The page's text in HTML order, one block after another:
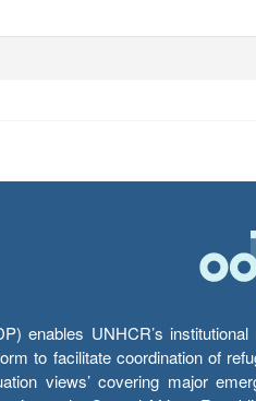
enables UNHCR’s
to facilitate coordination of
views’ covering major